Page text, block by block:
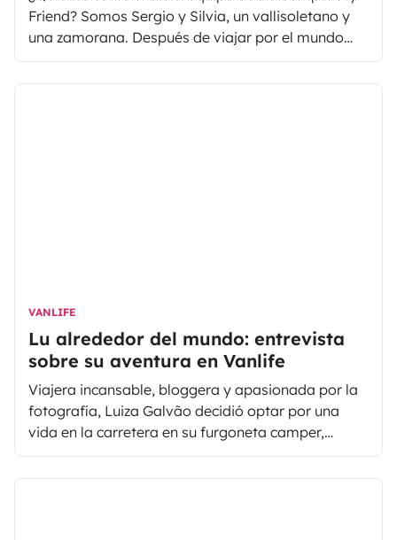
Friend? Somos Sergio y Silvia, un vallisoletano y
una zamorana. Después de viajar por el mundo
durante unos años, mientras lo contábamos en
nuestro blog de viajes “Sin parar de viajar”,
VANLIFE
Lu alrededor del mundo: entrevista
sobre su aventura en Vanlife
Viajera incansable, bloggera y apasionada por la
fotografía, Luiza Galvão decidió optar por una
vida en la carretera en su furgoneta camper,
emprendiendo una ruta actualmente por el sur de
España para perseguir el buen tiempo.